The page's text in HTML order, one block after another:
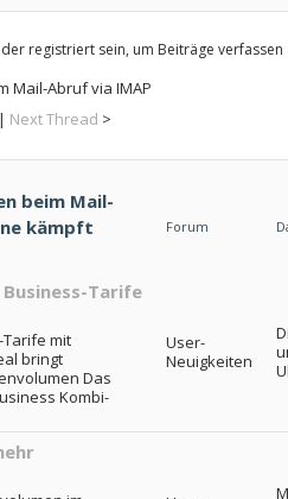
registriert sein, um Beiträge verfassen
Mail-Abruf via IMAP
| Next Thread >
beim Mail-
kämpft
Forum
Tarife
mit
bringt
Das
Kombi-
User-
Neuigkeiten